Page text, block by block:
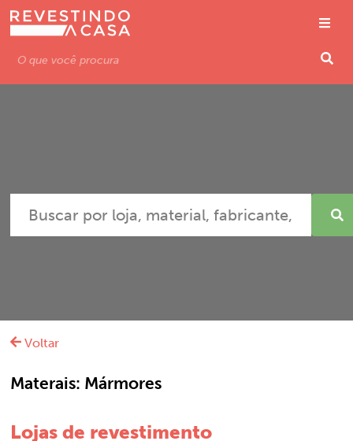
Voltar
Materais: Mármores
Lojas de revestimento